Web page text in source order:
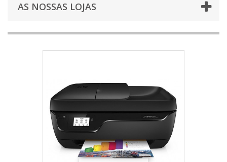
AS NOSSAS LOJAS